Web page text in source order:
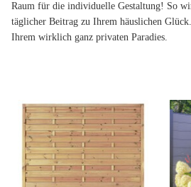
Raum für die individuelle Gestaltung! So
täglicher Beitrag zu Ihrem häuslichen
Ihrem wirklich ganz privaten Paradies.